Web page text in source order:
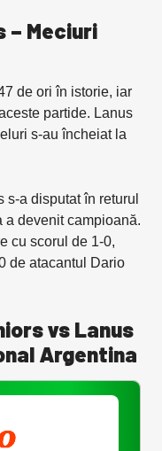
– Meciuri
de ori în istorie, iar
partide. Lanus
s-au încheiat la
a disputat în returul
a devenit campioană.
cu scorul de 1-0,
de atacantul Dario
vs Lanus
Argentina